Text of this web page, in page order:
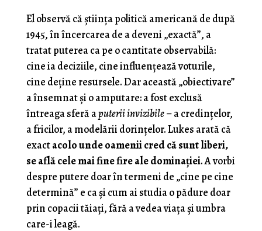
El observă că știința politică americană de după
1945, în încercarea de a deveni „exactă”, a
tratat puterea ca pe o cantitate observabilă:
cine ia deciziile, cine influențează voturile,
cine deține resursele. Dar această „obiectivare”
a însemnat și o amputare: a fost exclusă
întreaga sferă aputerii invizibile– a credințelor,
a fricilor, a modelării dorințelor. Lukes arată că
exactacolo unde oamenii cred că sunt liberi,
se află cele mai fine fire ale dominației. A vorbi
despre putere doar în termeni de „cine pe cine
determină” e ca și cum ai studia o pădure doar
prin copacii tăiați, fără a vedea viaţa şi umbra
care-i leagă.